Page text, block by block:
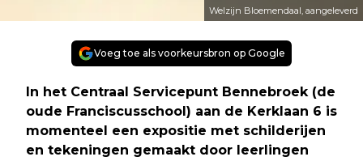
Welzijn Bloemendaal, aangeleverd
Voeg toe als voorkeursbron op Google
In het Centraal Servicepunt Bennebroek (de
oude Franciscusschool) aan de Kerklaan 6 is
momenteel een expositie met schilderijen
en tekeningen gemaakt door leerlingen